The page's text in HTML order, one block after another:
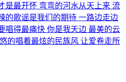
是最开怀 弯弯的河水从天上来 流
的歌谣是我们的期待 一路边走边
唱得最痛快 你是我天边 最美的云
的唱着最炫的民族风 让爱卷走所